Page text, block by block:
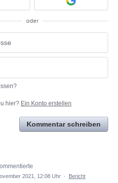
oder
hier? Ein Konto erstellen
Kommentar schreiben
2021, 12:08 Uhr · Bericht